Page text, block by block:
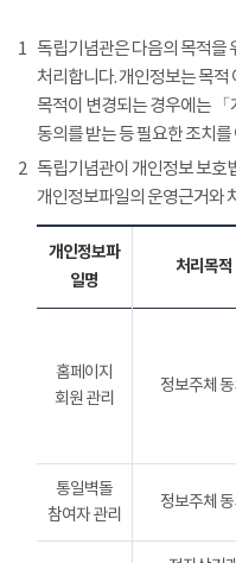
1 독립기념관은 다음의 목적을
처리합니다. 개인정보는 목
목적이 변경되는 경우에는
동의를 받는 등 필요한 조치
2 독립기념관이 개인정보 보호
개인정보파일의 운영근거와
개인정보파
일명
처리목적
홈페이지
회원 관리
정보주체 동
통일벽돌
참여자 관리
정보주체 동